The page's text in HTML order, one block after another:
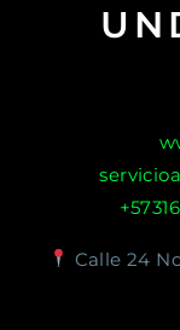
Calle 24